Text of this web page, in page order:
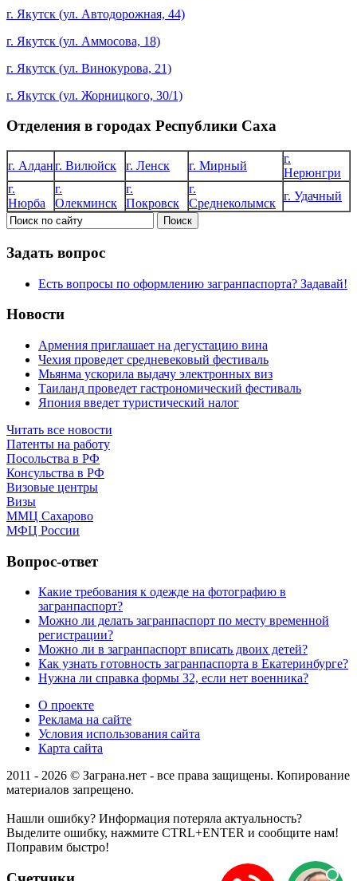
г. Якутск (ул. Автодорожная, 44)
г. Якутск (ул. Аммосова, 18)
г. Якутск (ул. Винокурова, 21)
г. Якутск (ул. Жорницкого, 30/1)
Отделения в городах Республики Саха
г. Алданг. Вилюйск г. Ленск г. Мирный
г.
Нерюнгри
г.
Нюрба
г.
Олекминск
г.
Покровск
г.
Среднеколымск
г. Удачный
Задать вопрос
Есть вопросы по оформлению загранпаспорта? Задавай!
Новости
Армения приглашает на дегустацию вина
Чехия проведет средневековый фестиваль
Мьянма ускорила выдачу электронных виз
Таиланд проведет гастрономический фестиваль
Япония введет туристический налог
Читать все новости
Патенты на работу
Посольства в РФ
Консульства в РФ
Визовые центры
Визы
ММЦ Сахарово
МФЦ России
Вопрос-ответ
Какие требования к одежде на фотографию в
загранпаспорт?
Можно ли делать загранпаспорт по месту временной
регистрации?
Можно ли в загранпаспорт вписать двоих детей?
Как узнать готовность загранпаспорта в Екатеринбурге?
Нужна ли справка формы 32, если нет военника?
О проекте
Реклама на сайте
Условия использования сайта
Карта сайта
2011 - 2026 © Заграна.нет - все права защищены. Копирование
материалов запрещено.
Нашли ошибку? Информация потеряла актуальность?
Выделите ошибку, нажмите CTRL+ENTER и сообщите нам!
Поправим быстро!